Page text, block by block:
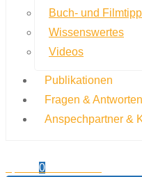
Buch- und
Wissenswertes
Videos
Publikationen
Fragen & Antworten
Anspechpartner &
0